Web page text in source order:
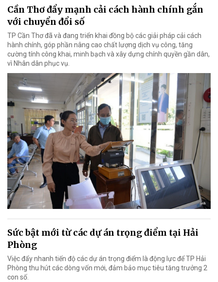
Cần Thơ đẩy mạnh cải cách hành chính gắn
với chuyển đổi số
TP Cần Thơ đã và đang triển khai đồng bộ các giải pháp cải cách
hành chính, góp phần nâng cao chất lượng dịch vụ công, tăng
cường tính công khai, minh bạch và xây dựng chính quyền gần dân,
vì Nhân dân phục vụ.
Sức bật mới từ các dự án trọng điểm tại Hải
Phòng
Việc đẩy nhanh tiến độ các dự án trọng điểm là động lực để TP Hải
Phòng thu hút các dòng vốn mới, đảm bảo mục tiêu tăng trưởng 2
con số.